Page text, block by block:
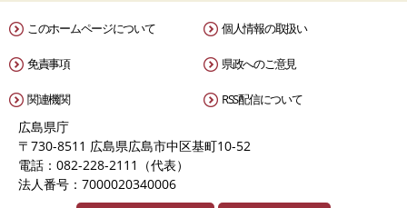
このホームページについて 個人情報の取扱い
免責事項 県政へのご意見
関連機関 RSS配信について
広島県庁
〒730-8511 広島県広島市中区基町10-52
電話：082-228-2111（代表）
法人番号：7000020340006